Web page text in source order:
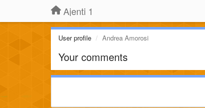
Ajenti 1
User profile Andrea Amorosi
Your comments